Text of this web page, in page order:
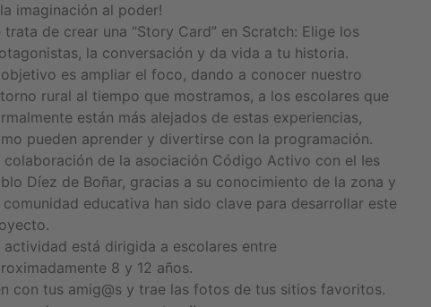
imaginación al poder!
trata de crear una “Story Card” en Scratch: Elige los
la conversación y da vida a tu historia.
es ampliar el foco, dando a conocer nuestro
rural al tiempo que mostramos, a los escolares que
están más alejados de estas experiencias,
pueden aprender y divertirse con la programación.
colaboración de la asociación Código Activo con el Ies
Díez de Boñar, gracias a su conocimiento de la zona y
comunidad educativa han sido clave para desarrollar este
actividad está dirigida a escolares entre
8 y 12 años.
con tus amig@s y trae las fotos de tus sitios favoritos.